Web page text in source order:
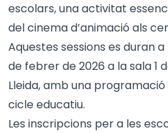
escolars, una activitat
del cinema d’animació als
Aquestes sessions es duran
de febrer de 2026 a la sala 1
Lleida, amb una
cicle educatiu.
Les inscripcions per a les